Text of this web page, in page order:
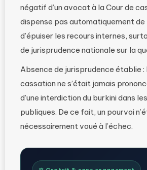
négatif d’un avocat à la Cour de
dispense pas automatiquement de
d’épuiser les recours internes,
de jurisprudence nationale sur la
Absence de jurisprudence établie :
cassation ne s’était jamais
d’une interdiction du burkini dans
publiques. De ce fait, un pourvoi
nécessairement voué à l’échec.